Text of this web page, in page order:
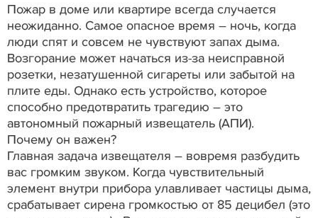
Пожар в доме или квартире всегда случается
неожиданно. Самое опасное время – ночь, когда
люди спят и совсем не чувствуют запах дыма.
Возгорание может начаться из-за неисправной
розетки, незатушенной сигареты или забытой на
плите еды. Однако есть устройство, которое
способно предотвратить трагедию – это
автономный пожарный извещатель (АПИ).
Почему он важен?
Главная задача извещателя – вовремя разбудить
вас громким звуком. Когда чувствительный
элемент внутри прибора улавливает частицы дыма,
срабатывает сирена громкостью от 85 децибел (это